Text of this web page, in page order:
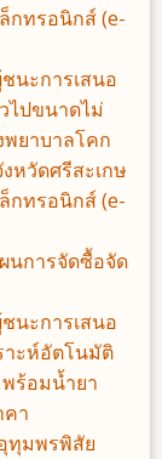
กทรอนิกส์ (e-
นะการเสนอ
ไปขนาดไม่
พยาบาลโคก
หวัดศรีสะเกษ
กทรอนิกส์ (e-
นการจัดซื้อจัด
นะการเสนอ
าะห์อัตโนมัติ
พร้อมน้ำยา
คา
ทุมพรพิสัย